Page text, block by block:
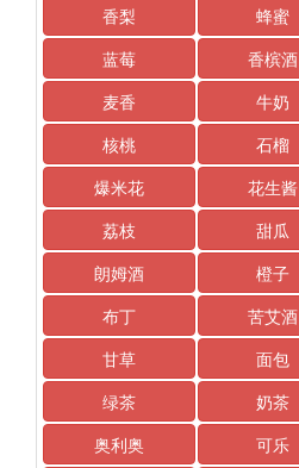
香梨
蜂蜜
蓝莓
香槟酒
麦香
牛奶
核桃
石榴
爆米花
花生酱
荔枝
甜瓜
朗姆酒
橙子
布丁
苦艾酒
甘草
面包
绿茶
奶茶
奥利奥
可乐